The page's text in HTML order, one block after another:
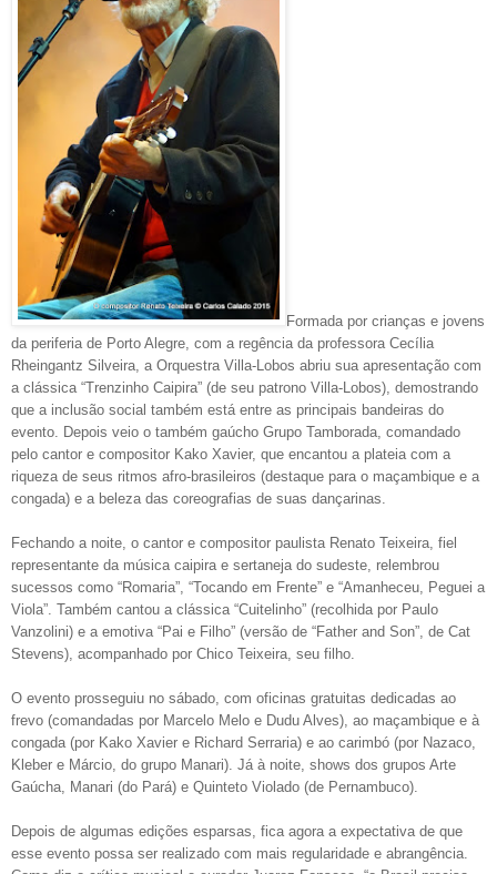
Formada por crianças e jovens
da periferia de Porto Alegre, com a regência da professora Cecília
Rheingantz Silveira, a Orquestra Villa-Lobos abriu sua apresentação com
a clássica “Trenzinho Caipira” (de seu patrono Villa-Lobos), demostrando
que a inclusão social também está entre as principais bandeiras do
evento. Depois veio o também gaúcho Grupo Tamborada, comandado
pelo cantor e compositor Kako Xavier, que encantou a plateia com a
riqueza de seus ritmos afro-brasileiros (destaque para o maçambique e a
congada) e a beleza das coreografias de suas dançarinas.
Fechando a noite, o cantor e compositor paulista Renato Teixeira, fiel
representante da música caipira e sertaneja do sudeste, relembrou
sucessos como “Romaria”, “Tocando em Frente” e “Amanheceu, Peguei a
Viola”. Também cantou a clássica “Cuitelinho” (recolhida por Paulo
Vanzolini) e a emotiva “Pai e Filho” (versão de “Father and Son”, de Cat
Stevens), acompanhado por Chico Teixeira, seu filho.
O evento prosseguiu no sábado, com oficinas gratuitas dedicadas ao
frevo (comandadas por Marcelo Melo e Dudu Alves), ao maçambique e à
congada (por Kako Xavier e Richard Serraria) e ao carimbó (por Nazaco,
Kleber e Márcio, do grupo Manari). Já à noite, shows dos grupos Arte
Gaúcha, Manari (do Pará) e Quinteto Violado (de Pernambuco).
Depois de algumas edições esparsas, fica agora a expectativa de que
esse evento possa ser realizado com mais regularidade e abrangência.